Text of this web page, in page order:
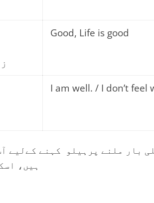
Good, Life is good
I am well. / I don’t feel
بار ملنے پرہیلو کہنے کےلیے